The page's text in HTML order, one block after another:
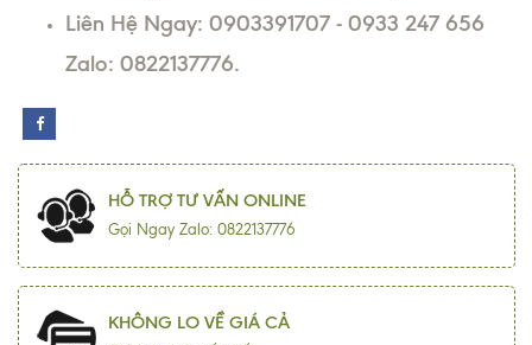
Liên Hệ Ngay: 0903391707 - 0933 247 656
Zalo: 0822137776.
HỖ TRỢ TƯ VẤN ONLINE
Gọi Ngay Zalo: 0822137776
KHÔNG LO VỀ GIÁ CẢ